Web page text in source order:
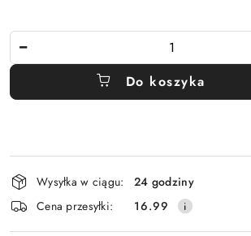
Do koszyka
Wyślij
Dostępność
i
dostawa
Wysyłka w ciągu:
24 godziny
Cena przesyłki:
16.99